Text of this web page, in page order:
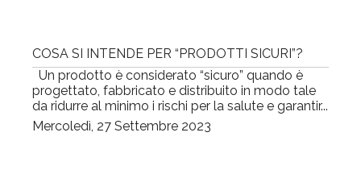
COSA SI INTENDE PER “PRODOTTI SICURI”?
Un prodotto è considerato “sicuro” quando è
progettato, fabbricato e distribuito in modo tale
da ridurre al minimo i rischi per la salute e garantir...
Mercoledì, 27 Settembre 2023